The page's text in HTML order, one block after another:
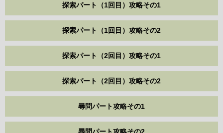
探索パート（1回目）攻略その1
探索パート（1回目）攻略その2
探索パート（2回目）攻略その1
探索パート（2回目）攻略その2
尋問パート攻略その1
尋問パート攻略その2